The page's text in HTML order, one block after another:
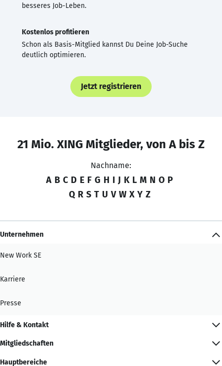
besseres Job-Leben.
Kostenlos profitieren
Schon als Basis-Mitglied kannst Du Deine Job-Suche
deutlich optimieren.
Jetzt registrieren
21 Mio. XING Mitglieder, von A bis Z
Nachname:
A B C D E F G H I J K L M N O P
Q R S T U V W X Y Z
Unternehmen
New Work SE
Karriere
Presse
Hilfe & Kontakt
Mitgliedschaften
Hauptbereiche